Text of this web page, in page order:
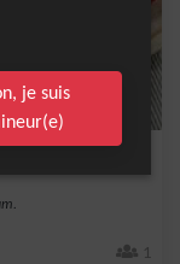
1
je suis